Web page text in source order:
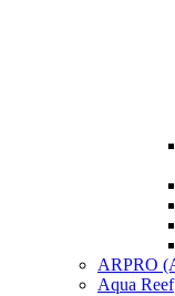
ARPRO
Aqua Reef